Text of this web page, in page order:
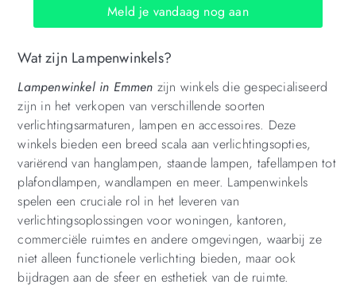
Wat zijn Lampenwinkels?
Lampenwinkel in Emmen zijn winkels die gespecialiseerd
zijn in het verkopen van verschillende soorten
verlichtingsarmaturen, lampen en accessoires. Deze
winkels bieden een breed scala aan verlichtingsopties,
variërend van hanglampen, staande lampen, tafellampen tot
plafondlampen, wandlampen en meer. Lampenwinkels
spelen een cruciale rol in het leveren van
verlichtingsoplossingen voor woningen, kantoren,
commerciële ruimtes en andere omgevingen, waarbij ze
niet alleen functionele verlichting bieden, maar ook
bijdragen aan de sfeer en esthetiek van de ruimte.
Meld je vandaag nog aan